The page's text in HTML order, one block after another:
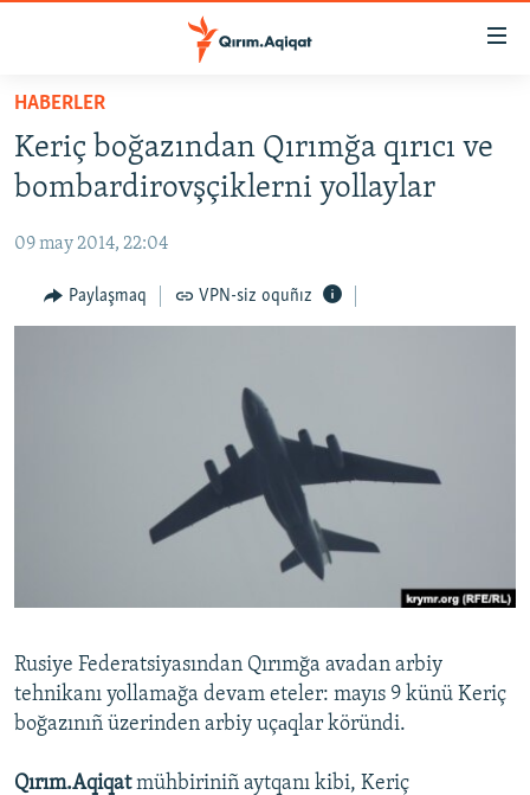
Esas
qaytmaq
Baş
qaytmaq
qaytmaq
HABERLER
SİYASET
CEMİYET
MEDENİYET
Українською
QOŞULIÑIZ!
RFE/RS bütün saytları
HABERLER
Keriç boğazından Qırımğa qırıcı ve
bombardirovşçiklerni yollaylar
09 may 2014, 22:04
Paylaşmaq VPN-siz oquñız
Rusiye Federatsiyasından Qırımğa avadan arbiy
tehnikanı yollamağa devam eteler: mayıs 9 künü Keriç
boğazınıñ üzerinden arbiy uçаqlar köründi.
Qırım.Aqiqatmühbiriniñ aytqanı kibi, Keriç